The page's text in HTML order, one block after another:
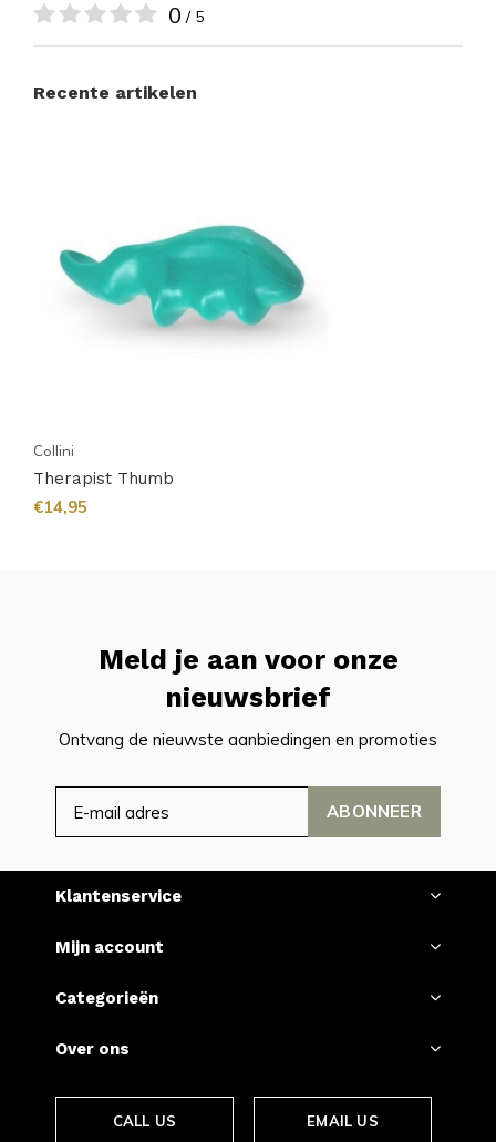
0 / 5
Recente artikelen
Collini
Therapist Thumb
€14,95
Meld je aan voor onze
nieuwsbrief
Ontvang de nieuwste aanbiedingen en promoties
ABONNEER
Klantenservice
Mijn account
Categorieën
Over ons
CALL US EMAIL US